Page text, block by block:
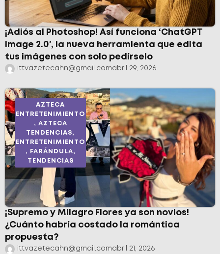
¡Adiós al Photoshop! Así funciona ‘ChatGPT
Image 2.0′, la nueva herramienta que edita
tus imágenes con solo pedírselo
ittvazetecahn@gmail.comabril 29, 2026
AZTECA
ENTRETENIMIENTO
, AZTECA
TENDENCIAS,
ENTRETENIMIENTO
,
FARÁNDULA,
TENDENCIAS
¡Supremo y Milagro Flores ya son novios!
¿Cuánto habría costado la romántica
propuesta?
ittvazetecahn@gmail.comabril 21, 2026